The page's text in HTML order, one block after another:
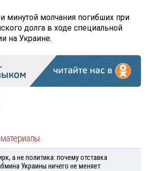
минутой молчания погибших при
долга в ходе специальной
на Украине.
а не политика: почему отставка
Украины ничего не меняет